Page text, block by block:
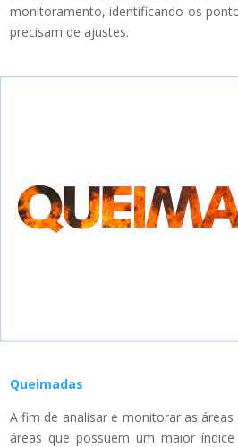
monitoramento, identificando os
precisam de ajustes.
Queimadas
A fim de analisar e monitorar as
áreas que possuem um maior